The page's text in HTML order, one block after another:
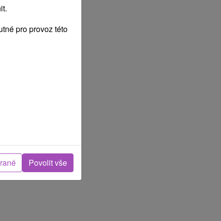
pro provoz této
Povolit vše